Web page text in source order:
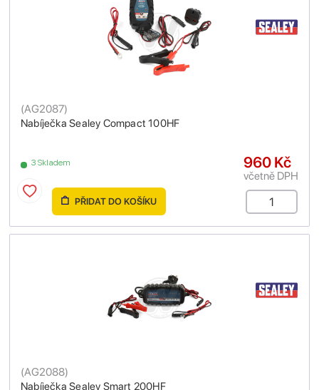
Nabíječka Sealey Compact 100HF
(AG2087)
3 Skladem 960 Kč
včetně DPH
PŘIDAT DO KOŠÍKU
Nabíječka Sealey Smart 200HF
(AG2088)